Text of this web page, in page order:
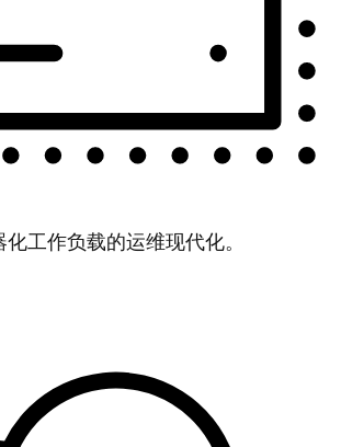
工作负载的运维现代化。